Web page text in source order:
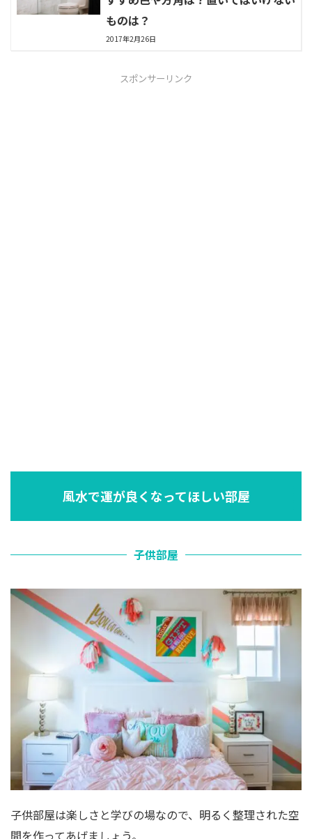
ものは？
2017年2月26日
スポンサーリンク
風水で運が良くなってほしい部屋
子供部屋
子供部屋は楽しさと学びの場なので、明るく整理された空
間を作ってあげましょう。